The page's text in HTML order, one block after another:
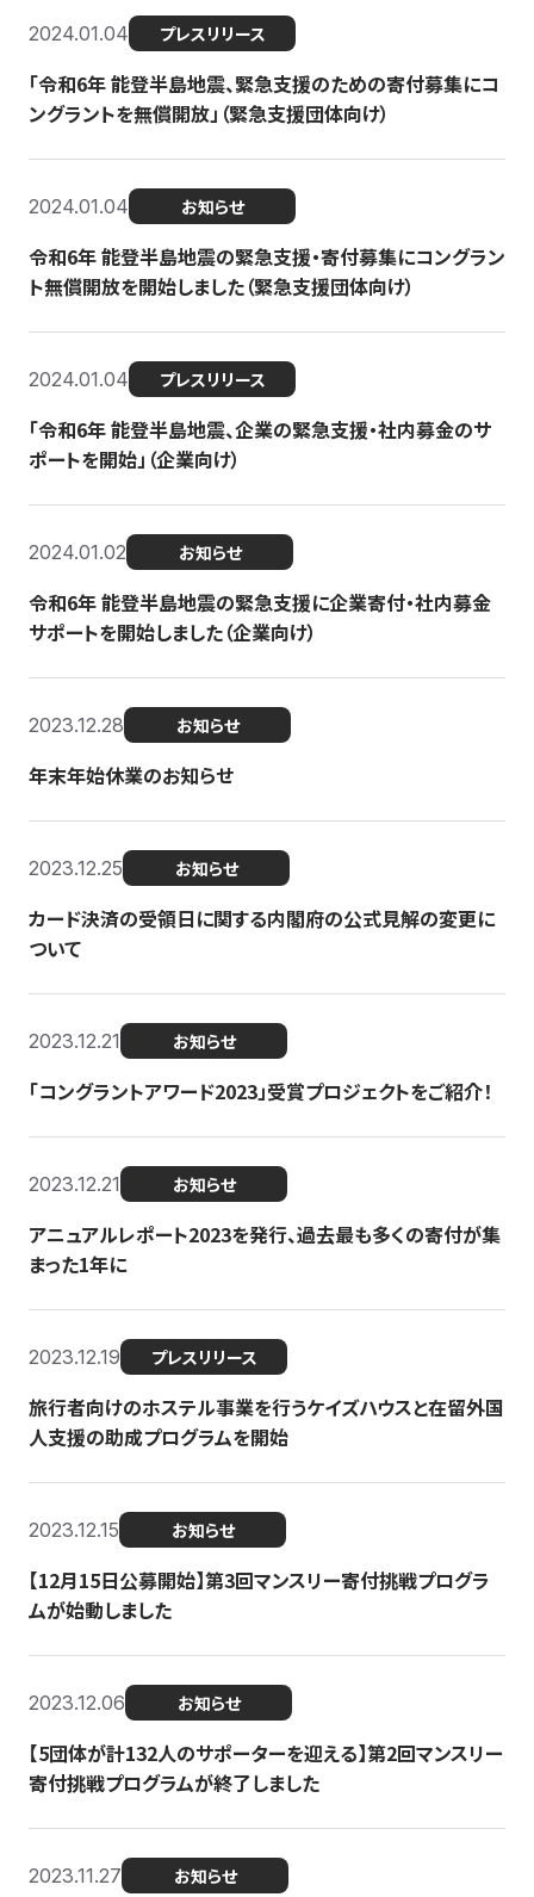
2024.01.04 プレスリリース
「令和6年 能登半島地震、緊急支援のための寄付募集にコ
ングラントを無償開放」（緊急支援団体向け）
2024.01.04 お知らせ
令和6年 能登半島地震の緊急支援・寄付募集にコングラン
ト無償開放を開始しました（緊急支援団体向け）
2024.01.04 プレスリリース
「令和6年 能登半島地震、企業の緊急支援・社内募金のサ
ポートを開始」（企業向け）
2024.01.02 お知らせ
令和6年 能登半島地震の緊急支援に企業寄付・社内募金
サポートを開始しました（企業向け）
2023.12.28 お知らせ
年末年始休業のお知らせ
2023.12.25 お知らせ
カード決済の受領日に関する内閣府の公式見解の変更に
ついて
2023.12.21 お知らせ
「コングラントアワード2023」受賞プロジェクトをご紹介！
2023.12.21 お知らせ
アニュアルレポート2023を発行、過去最も多くの寄付が集
まった1年に
2023.12.19 プレスリリース
旅行者向けのホステル事業を行うケイズハウスと在留外国
人支援の助成プログラムを開始
2023.12.15 お知らせ
【12月15日公募開始】第3回マンスリー寄付挑戦プログラ
ムが始動しました
2023.12.06 お知らせ
【5団体が計132人のサポーターを迎える】第2回マンスリー
寄付挑戦プログラムが終了しました
2023.11.27 お知らせ